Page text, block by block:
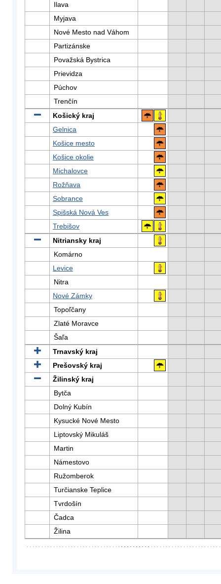
Ilava
Myjava
Nové Mesto nad Váhom
Partizánske
Považská Bystrica
Prievidza
Púchov
Trenčín
Košický kraj
Gelnica
Košice mesto
Košice okolie
Michalovce
Rožňava
Sobrance
Spišská Nová Ves
Trebišov
Nitriansky kraj
Komárno
Levice
Nitra
Nové Zámky
Topoľčany
Zlaté Moravce
Šaľa
Trnavský kraj
Prešovský kraj
Žilinský kraj
Bytča
Dolný Kubín
Kysucké Nové Mesto
Liptovský Mikuláš
Martin
Námestovo
Ružomberok
Turčianske Teplice
Tvrdošín
Čadca
Žilina